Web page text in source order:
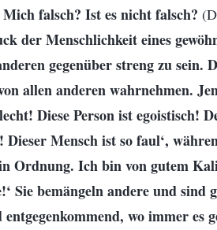
falsch? Ist es nicht falsch?
der Menschlichkeit eines
gegenüber streng zu sein.
allen anderen wahrnehmen.
Diese Person ist egoistisch!
Mensch ist so faul‘,
Ordnung. Ich bin von gutem
Sie bemängeln andere und sind
wo immer es